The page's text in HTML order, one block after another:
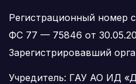
Регистрационный номер
ФС 77 — 75846 от
Зарегистрировавший
Учредитель: ГАУ АО ИД